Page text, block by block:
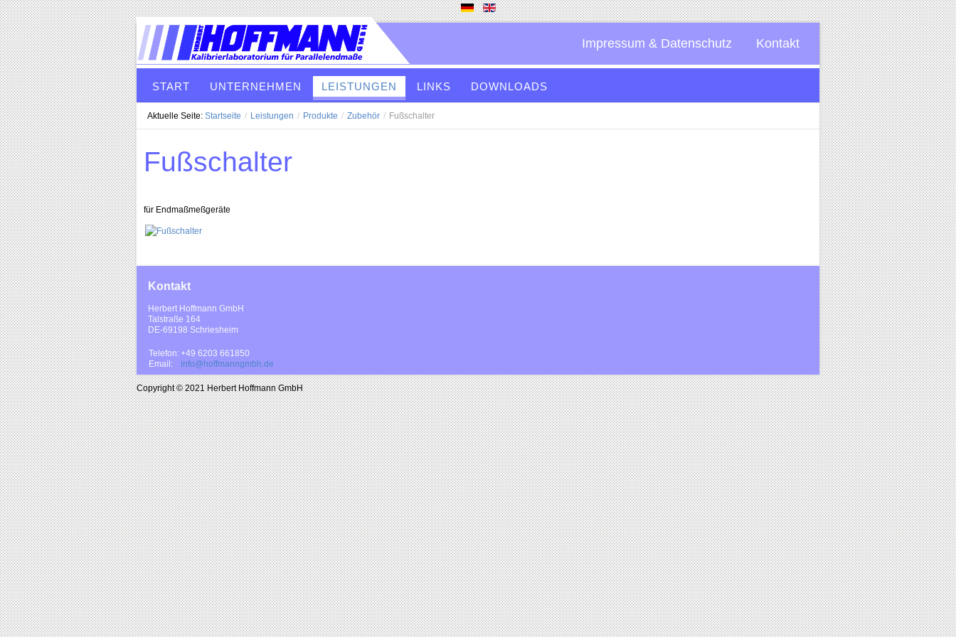
Impressum & Datenschutz Kontakt
START UNTERNEHMEN LEISTUNGEN LINKS DOWNLOADS
Aktuelle Seite: Startseite / Leistungen / Produkte / Zubehör / Fußschalter
Fußschalter
für Endmaßmeßgeräte
Kontakt
Herbert Hoffmann GmbH
Talstraße 164
DE-69198 Schriesheim
Telefon:
Email:
+49 6203 661850
info@hoffmanngmbh.de
Copyright © 2021 Herbert Hoffmann GmbH